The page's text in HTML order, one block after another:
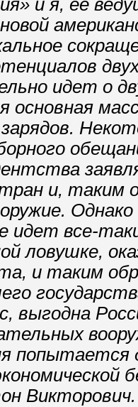
и я, ее
идет о
основная
и, таким
идет все-
ловушке,
и таким
выгодна
попытается
Викторович.